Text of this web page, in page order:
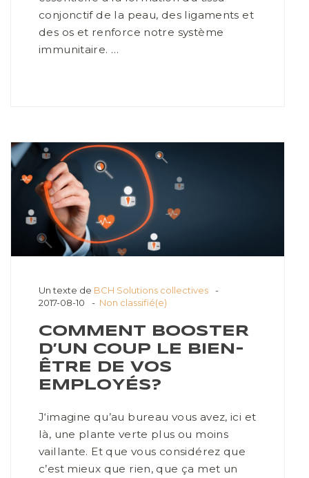
conjonctif de la peau, des ligaments et
des os et renforce notre système
immunitaire. …
Un texte de BCH Solutions collectives
2017-08-10
Non classifié(e)
COMMENT BOOSTER
D’UN COUP LE BIEN-
ÊTRE DE VOS
EMPLOYÉS?
J‘imagine qu’au bureau vous avez, ici et
là, une plante verte plus ou moins
vaillante. Et que vous considérez que
c’est mieux que rien, que ça met un